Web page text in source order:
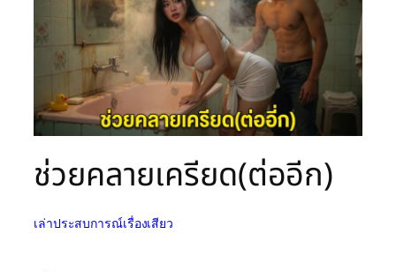
ช่วยคลายเครียด(ต่ออีก)
เล่าประสบการณ์เรื่องเสียว